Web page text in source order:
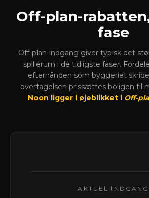
Off-plan-
fase
Off-plan-indgang giver typisk det
spillerum i de tidligste faser.
efterhånden som byggeriet
overtagelsen prissættes boligen til
Noon ligger i øjeblikket i Off-
AKTUEL INDGANG